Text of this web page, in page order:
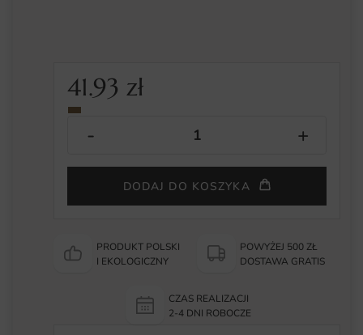
41.93zł
DODAJ DO KOSZYKA
PRODUKT POLSKI
I EKOLOGICZNY
POWYŻEJ 500 ZŁ
DOSTAWA GRATIS
CZAS REALIZACJI
2-4 DNI ROBOCZE